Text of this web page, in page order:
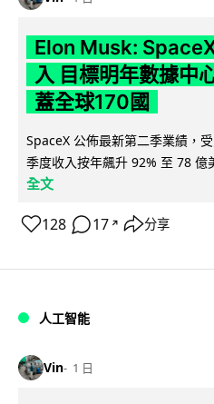
Elon Musk:
入 目標明年數據中
蓋全球170國
SpaceX 公佈最新第二季業績，
季度收入按年飆升 92% 至 78 億
全文
128 17 ↗ 分享
人工智能
Vin 1 日